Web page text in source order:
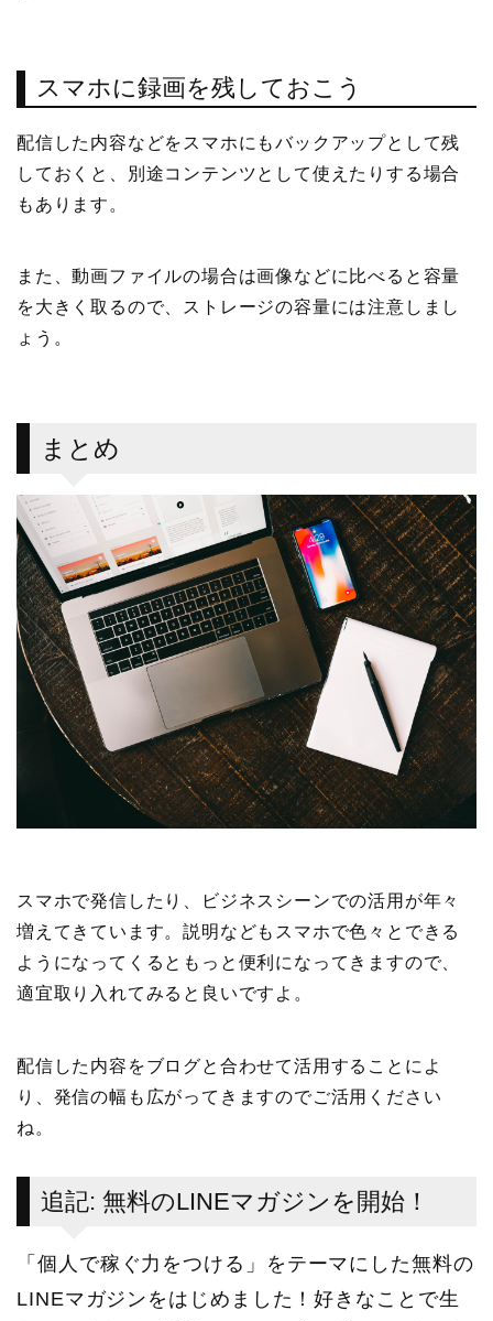
スマホに録画を残しておこう
配信した内容などをスマホにもバックアップとして残
しておくと、別途コンテンツとして使えたりする場合
もあります。
また、動画ファイルの場合は画像などに比べると容量
を大きく取るので、ストレージの容量には注意しまし
ょう。
まとめ
スマホで発信したり、ビジネスシーンでの活用が年々
増えてきています。説明などもスマホで色々とできる
ようになってくるともっと便利になってきますので、
適宜取り入れてみると良いですよ。
配信した内容をブログと合わせて活用することによ
り、発信の幅も広がってきますのでご活用ください
ね。
追記: 無料のLINEマガジンを開始！
「個人で稼ぐ力をつける」をテーマにした無料の
LINEマガジンをはじめました！好きなことで生